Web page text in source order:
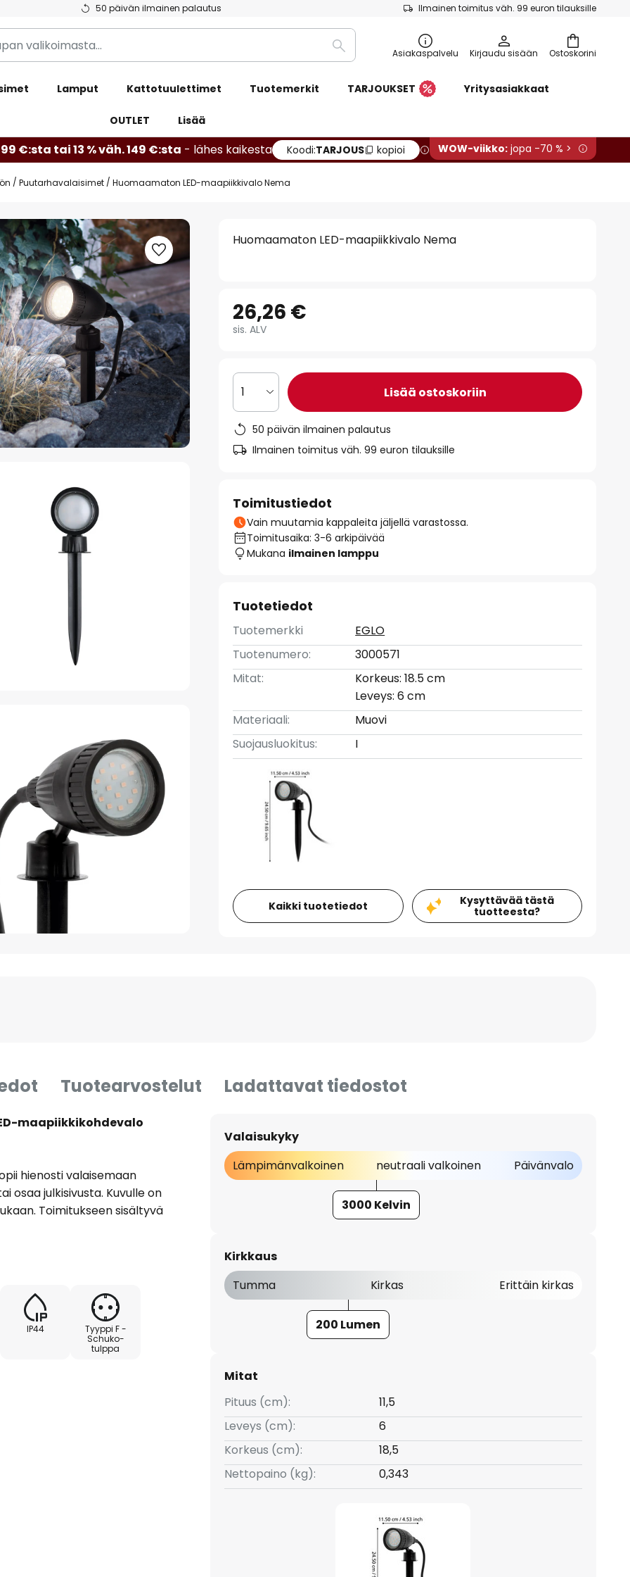
50 päivän ilmainen palautus Ilmainen toimitus väh. 99 euron tilauksille
Ostoskorini
Etsi Asiakaspalvelu Kirjaudu sisään
Lamput Kattotuulettimet Tuotemerkit TARJOUKSET Yritysasiakkaat
OUTLET Lisää
€:sta tai 13 % väh. 149 €:sta - lähes kaikesta Koodi:TARJOUS kopioi WOW-viikko: jopa -70 % >
Puutarhavalaisimet Huomaamaton LED-maapiikkivalo Nema
Huomaamaton LED-maapiikkivalo Nema
26,26 €
sis. ALV
1 Lisää ostoskoriin
50 päivän ilmainen palautus
Ilmainen toimitus väh. 99 euron tilauksille
Toimitustiedot
Vain muutamia kappaleita jäljellä varastossa.
Toimitusaika: 3-6 arkipäivää
Mukana ilmainen lamppu
Tuotetiedot
Tuotemerkki
EGLO
Tuotenumero:
3000571
Mitat:
Korkeus: 18.5 cm
Leveys: 6 cm
Materiaali:
Muovi
Suojausluokitus:
I
Kaikki tuotetiedot
Kysyttävää tästä
tuotteesta?
Tuotearvostelut Ladattavat tiedostot
maapiikkikohdevalo
hienosti valaisemaan
osaa julkisivusta. Kuvulle on
Toimitukseen sisältyvä
IP44
Tyyppi F -
Schuko-
tulppa
Valaisukyky
Lämpimänvalkoinen
neutraali valkoinen Päivänvalo
3000 Kelvin
Kirkkaus
Tumma
Kirkas Erittäin kirkas
200 Lumen
Mitat
Pituus (cm):
11,5
Leveys (cm):
6
Korkeus (cm):
18,5
Nettopaino (kg):
0,343